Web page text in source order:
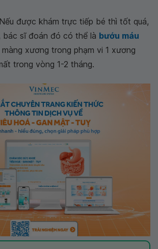
được khám trực tiếp bé thì tốt quá,
sĩ đoán đó có thể là bướu máu
xương trong phạm vi 1 xương
trong vòng 1-2 tháng.